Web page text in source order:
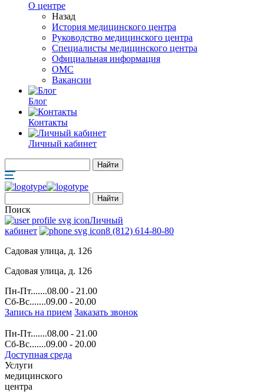
О центре
Назад
История медицинского центра
Руководство медицинского центра
Специалисты медицинского центра
Официальная информация
ОМС
Вакансии
Блог
Контакты
Личный кабинет
Поиск
Личный
кабинет
8 (812) 614-80-80
Садовая улица, д. 126
Садовая улица, д. 126
Пн-Пт.......08.00 - 21.00
Сб-Вс.......09.00 - 20.00
Запись на прием Заказать звонок
Пн-Пт.......08.00 - 21.00
Сб-Вс.......09.00 - 20.00
Доступная среда
Услуги
медицинского
центра